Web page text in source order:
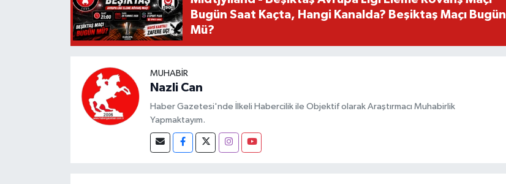
Bugün Saat Kaçta, Hangi Kanalda? Beşiktaş Maçı Bugün
Mü?
MUHABIR
Nazli Can
Haber Gazetesi'nde İlkeli Habercilik ile Objektif olarak Araştırmacı Muhabirlik
Yapmaktayım.